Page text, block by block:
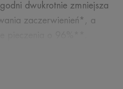
dwukrotnie zmniejsza
zaczerwienień*, a
6%, składnik aktywny